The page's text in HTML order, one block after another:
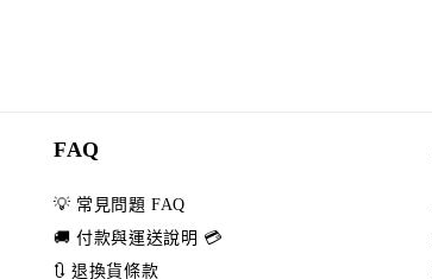
FAQ
💡 常見問題 FAQ
🚚 付款與運送說明 💳
🔃 退換貨條款